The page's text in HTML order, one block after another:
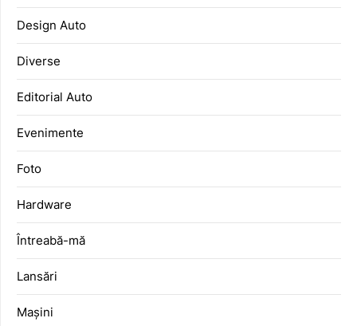
Design Auto
Diverse
Editorial Auto
Evenimente
Foto
Hardware
Întreabă-mă
Lansări
Mașini